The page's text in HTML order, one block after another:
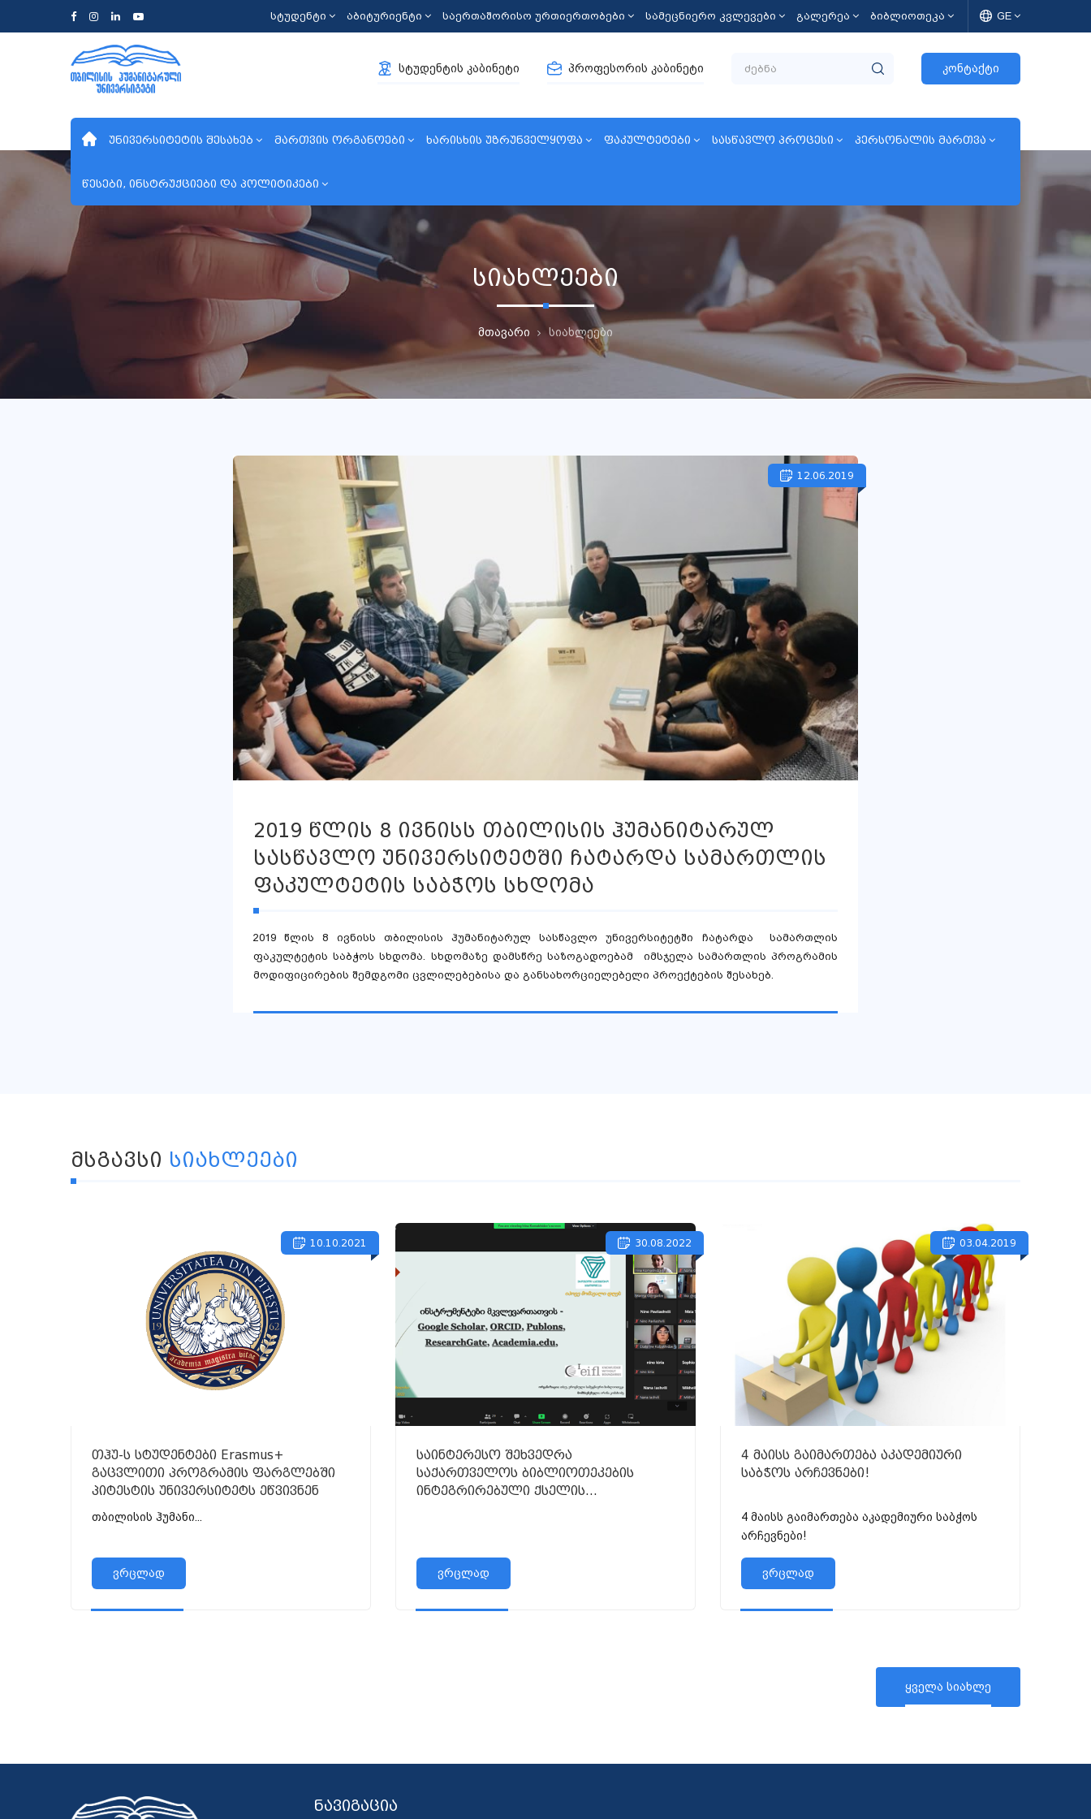
სტუდენტი აბიტურიენტი საერთაშორისო ურთიერთობები სამეცნიერო კვლევები გალერეა ბიბლიოთეკა GE
სტუდენტის კაბინეტი პროფესორის კაბინეტი კონტაქტი
უნივერსიტეტის შესახებ მართვის ორგანოები ხარისხის უზრუნველყოფა ფაკულტეტები სასწავლო პროცესი პერსონალის მართვა
წესები, ინსტრუქციები და პოლიტიკები
სიახლეები
მთავარი სიახლეები
12.06.2019
2019 წლის 8 ივნისს თბილისის ჰუმანიტარულ
სასწავლო უნივერსიტეტში ჩატარდა სამართლის
ფაკულტეტის საბჭოს სხდომა
2019 წლის 8 ივნისს თბილისის ჰუმანიტარულ სასწავლო უნივერსიტეტში ჩატარდა სამართლის
ფაკულტეტის საბჭოს სხდომა. სხდომაზე დამსწრე საზოგადოებამ იმსჯელა სამართლის პროგრამის
მოდიფიცირების შემდგომი ცვლილებებისა და განსახორციელებელი პროექტების შესახებ.
ᲛᲡᲒᲐᲕᲡᲘ ᲡᲘᲐᲮᲚᲔᲔᲑᲘ
10.10.2021
თჰუ-ს სტუდენტები Erasmus+
გაცვლითი პროგრამის ფარგლებში
პიტესტის უნივერსიტეტს ეწვივნენ
თბილისის ჰუმანი...
ვრცლად
30.08.2022
საინტერესო შეხვედრა
საქართველოს ბიბლიოთეკების
ინტეგრირებული ქსელის
ვრცლად
03.04.2019
4 მაისს გაიმართება აკადემიური
საბჭოს არჩევნები!
4 მაისს გაიმართება აკადემიური საბჭოს
არჩევნები!
ვრცლად
ყველა სიახლე
ნავიგაცია